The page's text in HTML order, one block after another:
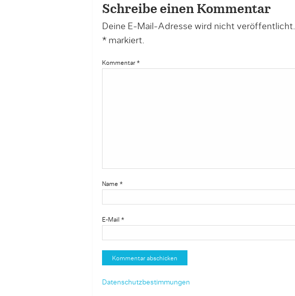
Schreibe einen Kommentar
Deine E-Mail-Adresse wird nicht veröffentlicht.
*markiert.
Kommentar *
Name *
E-Mail *
Datenschutzbestimmungen